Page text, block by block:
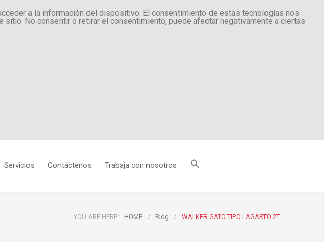
a la información del dispositivo. El consentimiento de estas tecnologías nos
No consentir o retirar el consentimiento, puede afectar negativamente a ciertas
Servicios Contáctenos Trabaja con nosotros
YOU ARE HERE: HOME / Blog / WALKER GATO TIPO LAGARTO 2T